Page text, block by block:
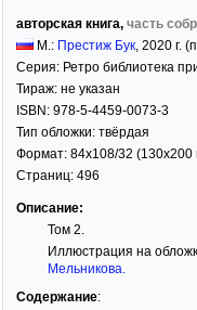
авторская книга, часть
М.: Престиж Бук, 2020 г.
Серия: Ретро библиотека
Тираж: не указан
ISBN: 978-5-4459-0073-3
Тип обложки: твёрдая
Формат: 84x108/32 (130x200
Страниц: 496
Описание:
Том 2.
Иллюстрация на
Мельникова.
Содержание: